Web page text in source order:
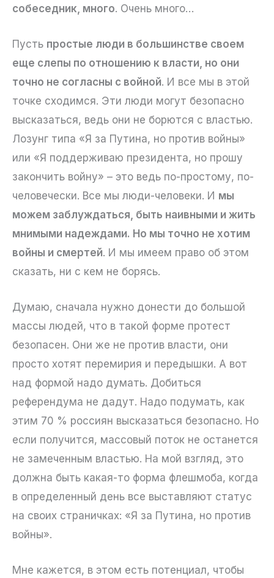
собеседник, много. Очень много…
Пусть простые люди в большинстве своем
еще слепы по отношению к власти, но они
точно не согласны с войной. И все мы в этой
точке сходимся. Эти люди могут безопасно
высказаться, ведь они не борются с властью.
Лозунг типа «Я за Путина, но против войны»
или «Я поддерживаю президента, но прошу
закончить войну» – это ведь по-простому, по-
человечески. Все мы люди-человеки. И мы
можем заблуждаться, быть наивными и жить
мнимыми надеждами. Но мы точно не хотим
войны и смертей. И мы имеем право об этом
сказать, ни с кем не борясь.
Думаю, сначала нужно донести до большой
массы людей, что в такой форме протест
безопасен. Они же не против власти, они
просто хотят перемирия и передышки. А вот
над формой надо думать. Добиться
референдума не дадут. Надо подумать, как
этим 70 % россиян высказаться безопасно. Но
если получится, массовый поток не останется
не замеченным властью. На мой взгляд, это
должна быть какая-то форма флешмоба, когда
в определенный день все выставляют статус
на своих страничках: «Я за Путина, но против
войны».
Мне кажется, в этом есть потенциал, чтобы